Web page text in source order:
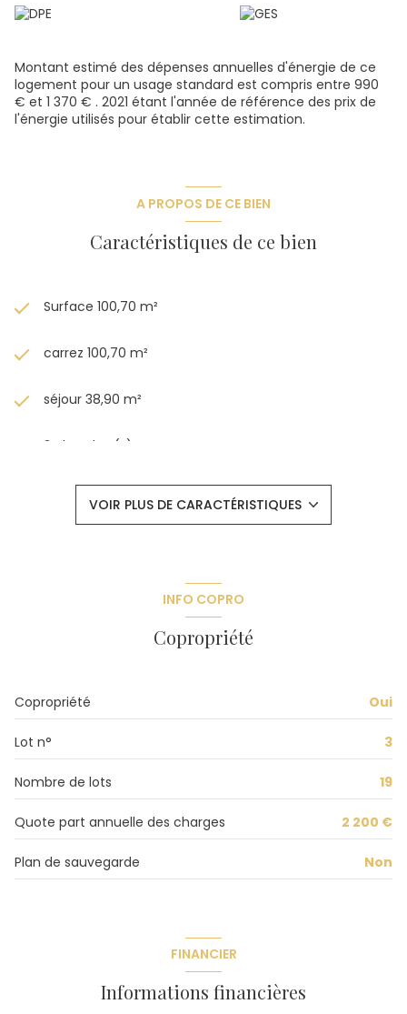
Montant estimé des dépenses annuelles d'énergie de ce
logement pour un usage standard est compris entre 990
€ et 1 370 € . 2021 étant l'année de référence des prix de
l'énergie utilisés pour établir cette estimation.
A PROPOS DE CE BIEN
Caractéristiques de ce bien
Surface 100,70 m²
carrez 100,70 m²
séjour 38,90 m²
2 chambre(s)
1 salle(s) d'eau
cuisine séparée (équipée)
Chauffage collectif : chaudière (gaz)
4 niveau(x)
4 étage(s)
vue dégagée
interphone
VOIR PLUS DE CARACTÉRISTIQUES
INFO COPRO
Copropriété
Copropriété Oui
Lot n° 3
Nombre de lots 19
Quote part annuelle des charges 2 200 €
Plan de sauvegarde Non
FINANCIER
Informations financières